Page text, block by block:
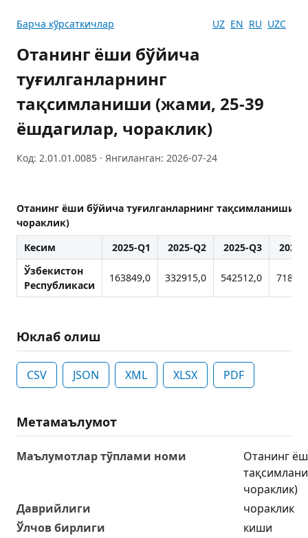
Барча кўрсаткичлар UZ EN RU UZC
Отанинг ёши бўйича
туғилганларнинг
тақсимланиши (жами, 25-39
ёшдагилар, чораклик)
Код: 2.01.01.0085 · Янгиланган: 2026-07-24
Отанинг ёши бўйича туғилганларнинг тақсимланиши
чораклик)
Кесим
2025-Q1 2025-Q2 2025-Q3
2025-
Ўзбекистон
Республикаси
163849,0 332915,0 542512,0
Юклаб олиш
CSV JSON XML XLSX PDF
Метамаълумот
Маълумотлар тўплами номи
Отанинг
чораклик)
Даврийлиги
чораклик
Ўлчов бирлиги
киши